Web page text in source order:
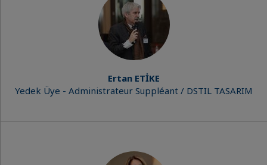
Ertan ETİKE
Yedek Üye - Administrateur Suppléant / DSTIL TASARIM